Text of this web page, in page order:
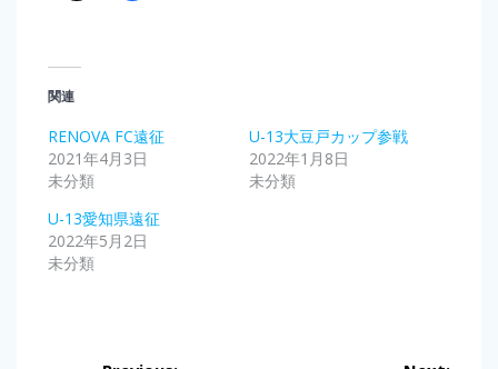
関連
RENOVA FC遠征
2021年4月3日
未分類
U-13大豆戸カップ参戦
2022年1月8日
未分類
U-13愛知県遠征
2022年5月2日
未分類